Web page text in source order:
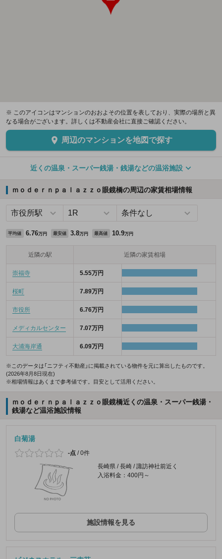
※ このアイコンはマンションのおおよその位置を表しており、実際の場所と異
なる場合がございます。詳しくは不動産会社に直接ご確認ください。
周辺のマンションを地図で探す
近くの温泉・スーパー銭湯・銭湯などの温浴施設
ｍｏｄｅｒｎｐａｌａｚｚｏ眼鏡橋の周辺の家賃相場情報
平均値 6.76万円 最安値 3.8万円 最高値 10.9万円
近隣の駅 近隣の家賃相場
崇福寺 5.55万円
桜町 7.89万円
市役所 6.76万円
メディカルセンター 7.07万円
大浦海岸通 6.09万円
※このデータは「ニフティ不動産」に掲載されている物件を元に算出したものです。
(2026年8月8日現在)
※相場情報はあくまで参考値です。目安として活用ください。
ｍｏｄｅｒｎｐａｌａｚｚｏ眼鏡橋近くの温泉・スーパー銭湯・
銭湯など温浴施設情報
白菊湯
-点 /0件
長崎県 / 長崎 / 諏訪神社前近く
入浴料金：400円～
施設情報を見る